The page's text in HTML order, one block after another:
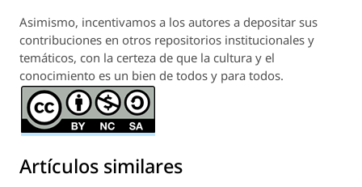
Asimismo, incentivamos a los autores a depositar sus
contribuciones en otros repositorios institucionales y
temáticos, con la certeza de que la cultura y el
conocimiento es un bien de todos y para todos.
Artículos similares